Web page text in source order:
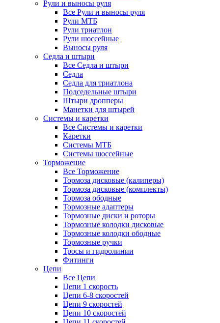
Рули и выносы руля
Все Рули и выносы руля
Рули МТБ
Рули триатлон
Рули шоссейные
Выносы руля
Седла и штыри
Все Седла и штыри
Седла
Седла для триатлона
Подседельные штыри
Штыри дропперы
Манетки для штырей
Системы и каретки
Все Системы и каретки
Каретки
Системы МТБ
Системы шоссейные
Торможение
Все Торможение
Тормоза дисковые (калиперы)
Тормоза дисковые (комплекты)
Тормоза ободные
Тормозные адаптеры
Тормозные диски и роторы
Тормозные колодки дисковые
Тормозные колодки ободные
Тормозные ручки
Тросы и гидролинии
Фитинги
Цепи
Все Цепи
Цепи 1 скорость
Цепи 6-8 скоростей
Цепи 9 скоростей
Цепи 10 скоростей